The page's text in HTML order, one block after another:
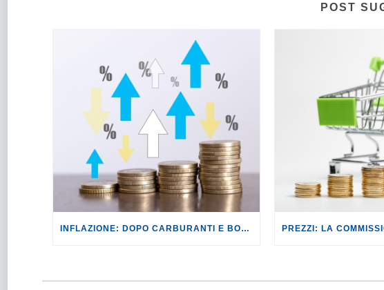
POST
INFLAZIONE: DOPO CARBURANTI E BOLLETTE, GLI EFFETTI DEL CONFLITTO INIZIANO A FARSI SENTIRE SUI PREZZI.